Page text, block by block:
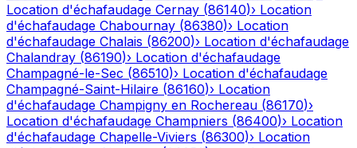
Location d'échafaudage Cernay (86140)› Location
d'échafaudage Chabournay (86380)› Location
d'échafaudage Chalais (86200)› Location d'échafaudage
Chalandray (86190)› Location d'échafaudage
Champagné-le-Sec (86510)› Location d'échafaudage
Champagné-Saint-Hilaire (86160)› Location
d'échafaudage Champigny en Rochereau (86170)›
Location d'échafaudage Champniers (86400)› Location
d'échafaudage Chapelle-Viviers (86300)› Location